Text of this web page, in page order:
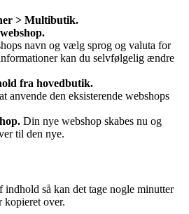
> Multibutik.
navn og vælg sprog og valuta for
kan du selvfølgelig ændre
fra hovedbutik.
anvende den eksisterende webshops
Din nye webshop skabes nu og
til den nye.
så kan det tage nogle minutter
kopieret over.